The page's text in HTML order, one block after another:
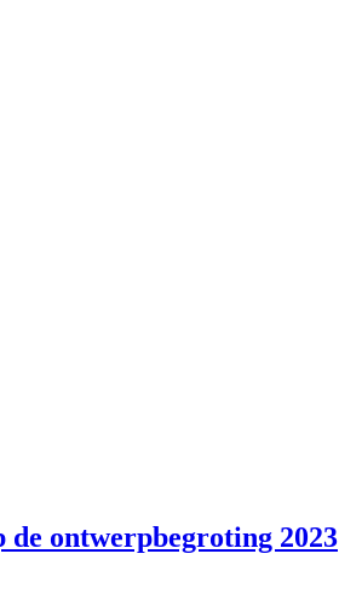
de ontwerpbegroting 2023